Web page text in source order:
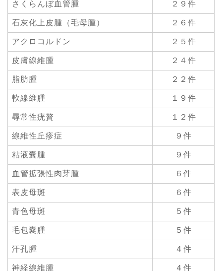
さくらんぼ血管腫 ２９件
石灰化上皮腫（毛母腫） ２６件
アクロコルドン ２５件
皮膚線維腫 ２４件
脂肪腫 ２２件
軟線維腫 １９件
尋常性疣贅 １２件
線維性丘疹症 ９件
粘液嚢腫 ９件
血管拡張性肉芽腫 ６件
表皮母斑 ６件
青色母斑 ５件
毛包嚢腫 ５件
汗孔腫 ４件
神経線維腫 ４件